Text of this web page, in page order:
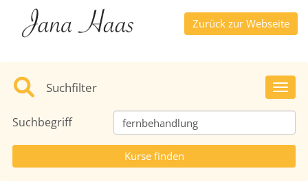
Zurück zur Webseite
Suchfilter
Suchbegriff